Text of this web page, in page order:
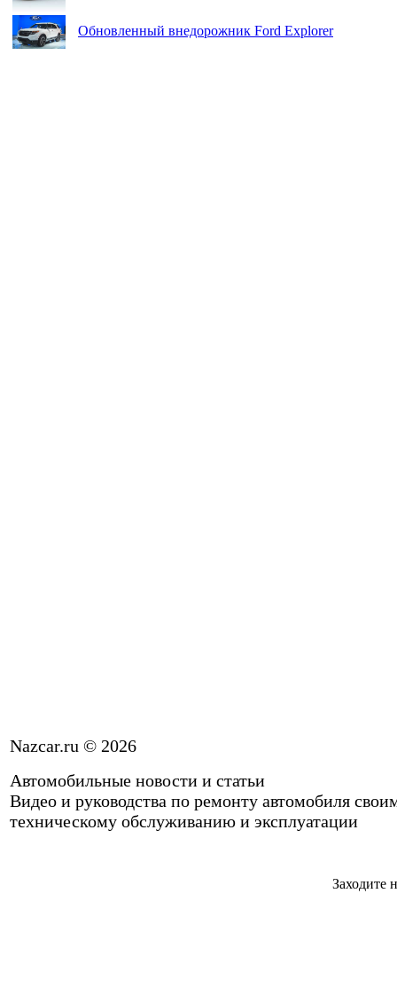
Обновленный внедорожник Ford Explorer
Nazcar.ru © 2026
Автомобильные новости и статьи
Видео и руководства по ремонту автомобиля
техническому обслуживанию и эксплуатации
Заходите